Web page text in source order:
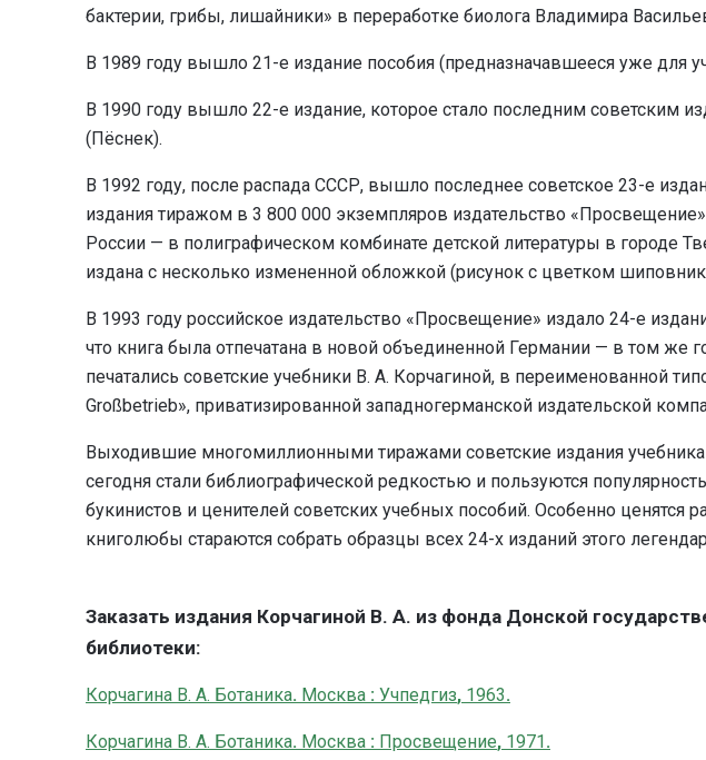
бактерии, грибы, лишайники» в переработке биолога Владимира
В 1989 году вышло 21-е издание пособия (предназначавшееся уже для
В 1990 году вышло 22-е издание, которое стало последним советским
(Пёснек).
В 1992 году, после распада СССР, вышло последнее советское 23-е
издания тиражом в 3 800 000 экземпляров издательство
России — в полиграфическом комбинате детской литературы в городе
издана с несколько измененной обложкой (рисунок с цветком
В 1993 году российское издательство «Просвещение» издало 24-е
что книга была отпечатана в новой объединенной Германии — в том же
печатались советские учебники В. А. Корчагиной, в переименованной
Großbetrieb», приватизированной западногерманской издательской
Выходившие многомиллионными тиражами советские издания учебника
сегодня стали библиографической редкостью и пользуются
букинистов и ценителей советских учебных пособий. Особенно ценятся
книголюбы стараются собрать образцы всех 24-х изданий этого
Заказать издания Корчагиной В. А. из фонда Донской
библиотеки:
Корчагина В. А. Ботаника. Москва : Учпедгиз, 1963.
Корчагина В. А. Ботаника. Москва : Просвещение, 1971 .